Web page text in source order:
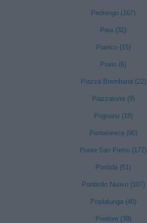
Pedrengo (167)
Peia (32)
Pianico (15)
Piario (6)
Piazza Brembana (22)
Piazzatorre (9)
Pognano (18)
Ponteranica (90)
Ponte San Pietro (172)
Pontida (51)
Pontirolo Nuovo (107)
Pradalunga (40)
Predore (39)